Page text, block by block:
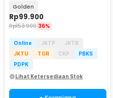
Golden
Rp99.900
Rp153.900 36%
Online JKTP
JKTB
JKTU
TGR CKP
PBKS
PDPK
Lihat Ketersediaan Stok